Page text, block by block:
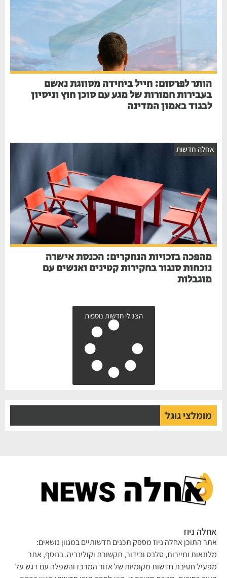
הותר לפרסום: חייל ביחידה מסווגת נאשם
בעבירות חמורות של מגע עם סוכן חוץ וניסיון
לבגוד באמון המדינה
אחלה חדשות
מהפכה בזכויות הנחקרים: הכנסת אישרה
נוכחות סנגור בחקירות קטינים ואנשים עם
מוגבלות
הצג לי חדשות נוספות
מומלצי גוגל
אחלה ניוז
אתר התוכן אחלה ניוז מספק תכנים חדשותיים במגוון נושאים:
מלונאות ותיירות, סלבס ובידור, תקשורת וקולינריה. בנוסף, אתר
מפעיל חטיבת חדשות מקומיות של אזור המרכז והשפלה עם דגש על